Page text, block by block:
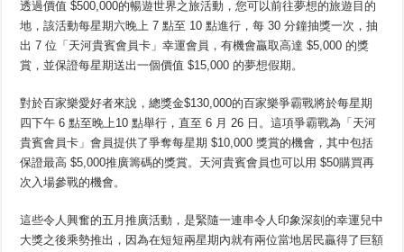
透過價值 $500,000的暢遊世界之旅活動，您可以前往夢想的旅遊目的
地，該活動每星期六晚上 7 點至 10 點進行，每 30 分鐘抽獎一次，抽
出 7 位「天河貴賓會員卡」幸運會員，有機會贏取高達 $5,000 的獎
賞，並保證每星期送出一個價值 $15,000 的夢想假期。
對於百家樂愛好者來說，總獎金$130,000的百家樂爭霸戰將於每星期
四下午 6 點至晚上10 點舉行，直至 6 月 26 日。這項爭霸戰為「天河
貴賓會員卡」會員提供了爭奪每星期 $10,000 獎賞的機會，其中包括
保證最高 $5,000推廣籌碼的獎賞。天河貴賓會員也可以用 $50購買再
次入場參戰的機會。
這些令人興奮的五月推廣活動，是緊隨一連串令人印象深刻的幸運兒中
大獎之後乘勢推出，因為在短短兩星期內就有兩位當地居民贏得了巨額